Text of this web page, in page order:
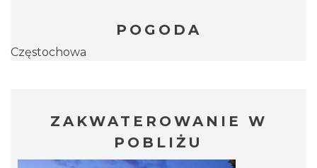
POGODA
Częstochowa
ZAKWATEROWANIE W
POBLIŻU